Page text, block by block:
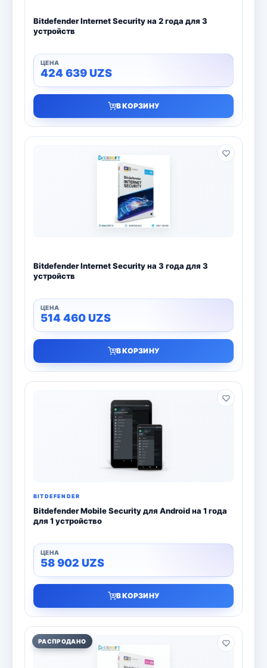
Bitdefender Internet Security на 2 года для 3
устройств
424 639UZS
В КОРЗИНУ
Bitdefender Internet Security на 3 года для 3
устройств
514 460UZS
В КОРЗИНУ
BITDEFENDER
Bitdefender Mobile Security для Android на 1 года
для 1 устройство
58 902 UZS
В КОРЗИНУ
РАСПРОДАНО